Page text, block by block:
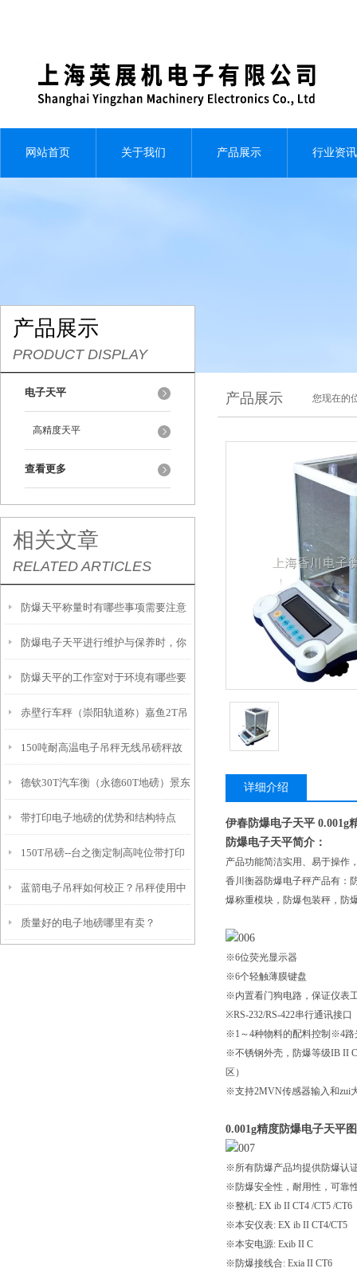
网站首页 关于我们 产品展示 行业资讯
产品展示
PRODUCT DISPLAY
电子天平
高精度天平
查看更多
相关文章
RELATED ARTICLES
防爆天平称量时有哪些事项需要注意
呢？
防爆电子天平进行维护与保养时，你
需要注意这几点！
防爆天平的工作室对于环境有哪些要
求呢？
赤壁行车秤（崇阳轨道称）嘉鱼2T吊
秤维修
150吨耐高温电子吊秤无线吊磅秤故
障维修常识
德钦30T汽车衡（永德60T地磅）景东
轨道秤）普洱150T吊秤维修
带打印电子地磅的优势和结构特点
150T吊磅--台之衡定制高吨位带打印
吊秤
蓝箭电子吊秤如何校正？吊秤使用中
注意事项及电子吊秤原理
质量好的电子地磅哪里有卖？
产品展示 您现在的
详细介绍
伊春防爆电子天平 0.001g
防爆电子天平简介：
产品功能简洁实用、易于操作
香川衡器防爆电子秤产品有：
爆称重模块，防爆包装秤，防
※6位荧光显示器
※6个轻触薄膜键盘
※内置看门狗电路，保证仪表
※RS-232/RS-422串行通讯接口
※1～4种物料的配料控制※4路
※不锈钢外壳，防爆等级IB II
区）
※支持2MVN传感器输入和zui
0.001g精度防爆电子天平
※所有防爆产品均提供防爆认
※防爆安全性，耐用性，可靠
※整机: EX ib II CT4 /CT5 /CT6
※本安仪表: EX ib II CT4/CT5
※本安电源: Exib II C
※防爆接线合: Exia II CT6